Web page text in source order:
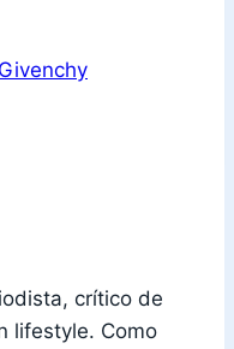
crítico de
lifestyle. Como